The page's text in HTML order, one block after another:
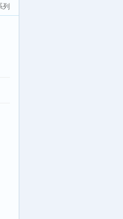
列